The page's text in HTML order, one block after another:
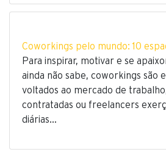
Coworkings pelo mundo: 10
Para inspirar, motivar e se
ainda não sabe, coworkings são
voltados ao mercado de
contratadas ou freelancers
diárias…